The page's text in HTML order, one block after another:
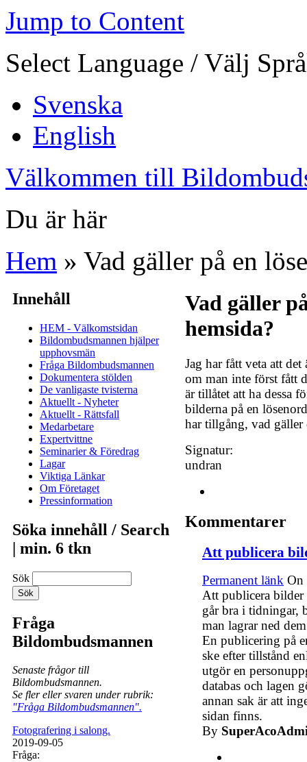
Jump to Content
Select Language / Välj
Svenska
English
Välkommen till
Du är här
Hem » Vad gäller på en
Vad gäller
hemsida?
Jag har fått veta att
om man inte först fått
är tillåtet att ha dessa
bilderna på en
har tillgång, vad gäller
Signatur:
undran
Kommentarer
Att publicera
Permanent länk On
Att publicera bilder
går bra i tidningar,
man lagrar ned
En publicering på
ske efter tillstånd
utgör en
databas och lagen
annan sak är att
sidan finns.
By
Innehåll
HEM - Välkomstsidan
Bildombudsmannen hjälper
upphovsmän
Fråga Bildombudsmannen
Dokumentera stölden
De vanligaste tvisterna
Aktuellt - Nyheter
Aktuellt - Rättsfall
Medarbetare
Expertvittne
Seminarier & Föredrag
Lagar
Viktiga Länkar
Om Företaget
Pressinformation
Söka innehåll / Search
| min. 6 tkn
Sök
Fråga
Bildombudsmannen
Senaste frågor till
Bildombudsmannen.
Se fler eller svaren under rubrik:
"Fråga Bildombudsmannen".
Fotografering i salong.
2019-09-05
Fråga: